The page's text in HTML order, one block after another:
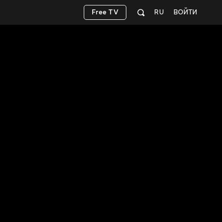
ВОЙТИ
RU
Free TV